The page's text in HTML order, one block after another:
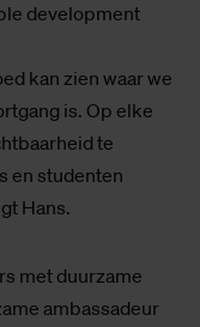
development
kan zien waar we
is. Op elke
te
en studenten
Hans.
met duurzame
ambassadeur